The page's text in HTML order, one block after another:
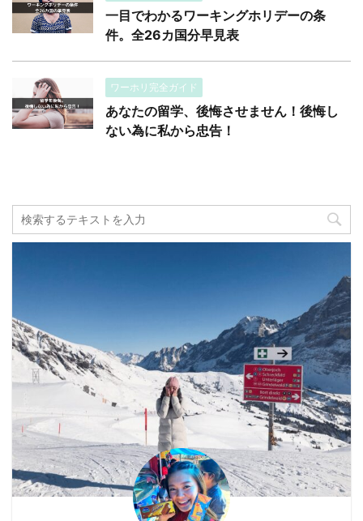
一目でわかるワーキングホリデーの条
件。全26カ国分早見表
ワーホリ完全ガイド
あなたの留学、後悔させません！後悔し
ない為に私から忠告！